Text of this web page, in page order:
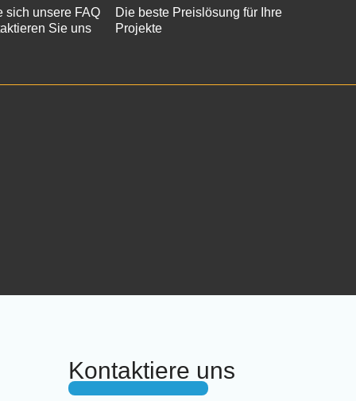
sich unsere FAQ
Sie uns
Die beste Preislösung für Ihre
Projekte
Kontaktiere uns